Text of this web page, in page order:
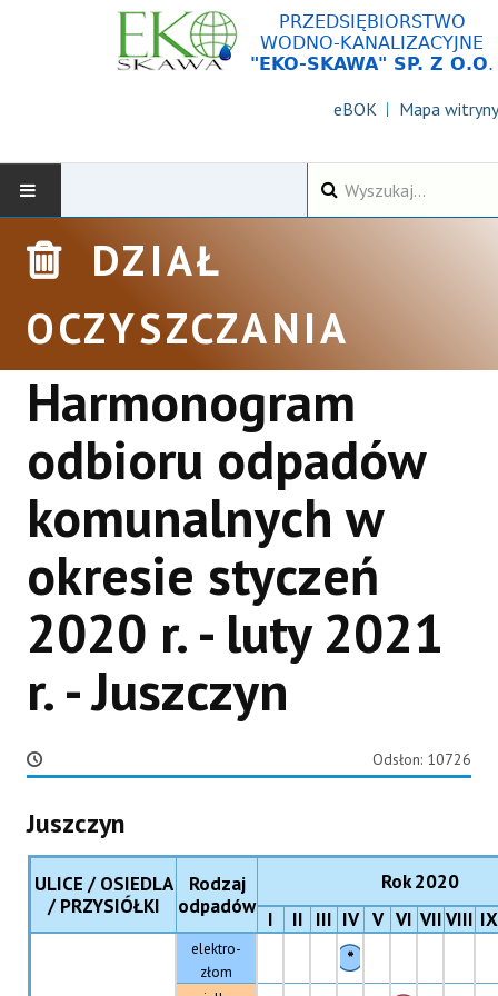
eBOK Mapa witryny
KONTAKT
O SPÓŁCE
DZIAŁ
OCZYSZCZANIA
Harmonogram
odbioru odpadów
komunalnych w
okresie styczeń
2020 r. - luty 2021
r. - Juszczyn
Odsłon: 10726
Juszczyn
ULICE / OSIEDLA
/ PRZYSIÓŁKI
Rodzaj
odpadów
Rok 2020
I
II III IV V VI VIIVIII IX
elektro-
złom
*